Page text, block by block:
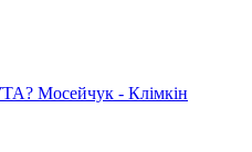
Мосейчук - Клімкін